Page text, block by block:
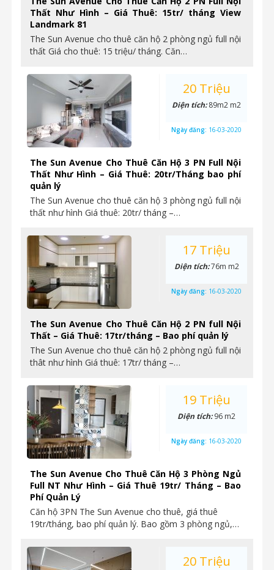
Thất Như Hình – Giá Thuê: 15tr/ tháng View
Landmark 81
The Sun Avenue cho thuê căn hộ 2 phòng ngủ full nội
thất Giá cho thuê: 15 triệu/ tháng. Căn…
The Sun Avenue Cho Thuê Căn Hộ 3 PN Full Nội
Thất Như Hình – Giá Thuê: 20tr/Tháng bao phí
quản lý
The Sun Avenue cho thuê căn hộ 3 phòng ngủ full nội
thất như hình Giá thuê: 20tr/ tháng –…
20 Triệu
Diện tích:89m2 m2
Ngày đăng: 16-03-2020
The Sun Avenue Cho Thuê Căn Hộ 2 PN full Nội
Thất – Giá Thuê: 17tr/tháng – Bao phí quản lý
The Sun Avenue cho thuê căn hộ 2 phòng ngủ full nội
thât như hình Giá thuê: 17tr/ tháng –…
17 Triệu
Diện tích:76m m2
Ngày đăng: 16-03-2020
The Sun Avenue Cho Thuê Căn Hộ 3 Phòng Ngủ
Full NT Như Hình – Giá Thuê 19tr/ Tháng – Bao
Phí Quản Lý
Căn hộ 3PN The Sun Avenue cho thuê, giá thuê
19tr/tháng, bao phí quản lý. Bao gồm 3 phòng ngủ,…
19 Triệu
Diện tích:96 m2
Ngày đăng: 16-03-2020
20 Triệu